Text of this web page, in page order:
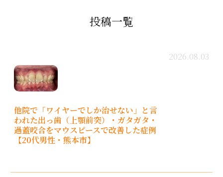
投稿一覧
2026.08.03
他院で「ワイヤーでしか治せない」と言
われた出っ歯（上顎前突）・ガタガタ・
過蓋咬合をマウスピースで改善した症例
【20代男性・熊本市】